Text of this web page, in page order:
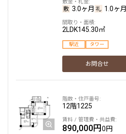
3.0ヶ月 1.0ヶ月
2LDK145.30㎡
駅近 タワー
お問合せ
12階1225
890,000円0円